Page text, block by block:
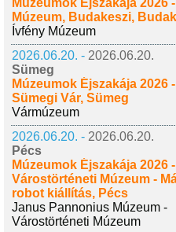
Múzeumok Éjszakája 2026
Múzeum, Budakeszi,
Ívfény Múzeum
2026.06.20. - 2026.06.20.
Sümeg
Múzeumok Éjszakája 2026 -
Sümegi Vár, Sümeg
Vármúzeum
2026.06.20. - 2026.06.20.
Pécs
Múzeumok Éjszakája 2026
Várostörténeti Múzeum -
robot kiállítás, Pécs
Janus Pannonius Múzeum -
Várostörténeti Múzeum